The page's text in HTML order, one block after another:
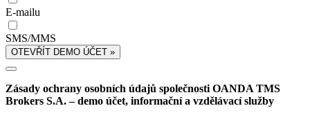
E-mailu
SMS/MMS
OTEVŘÍT DEMO ÚČET »
Zásady ochrany osobních údajů společnosti OANDA TMS
Brokers S.A. – demo účet, informační a vzdělávací služby